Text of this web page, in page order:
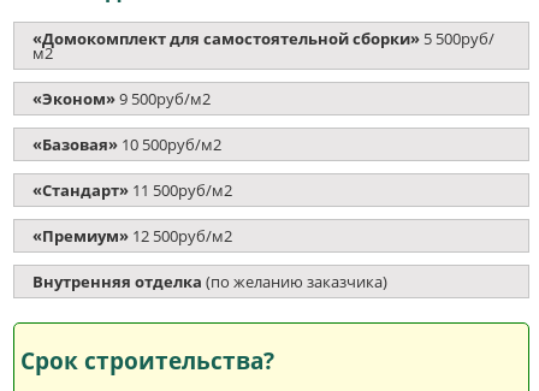
«Домокомплект для самостоятельной сборки» 5 500руб/
м2
«Эконом»9 500руб/м2
«Базовая» 10 500руб/м2
«Стандарт» 11 500руб/м2
«Премиум» 12 500руб/м2
Внутренняя отделка (по желанию заказчика)
Срок строительства?